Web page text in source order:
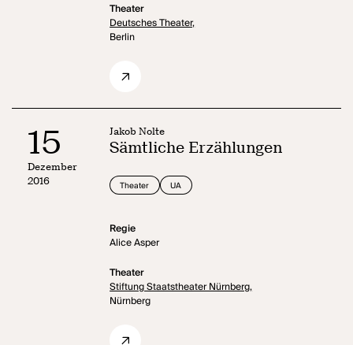
Theater
Deutsches Theater,
Berlin
15
Dezember
2016
Jakob Nolte
Sämtliche Erzählungen
Theater UA
Regie
Alice Asper
Theater
Stiftung Staatstheater Nürnberg,
Nürnberg